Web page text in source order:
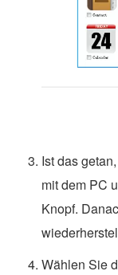
Ist das
mit dem PC
Knopf.
Wählen Sie